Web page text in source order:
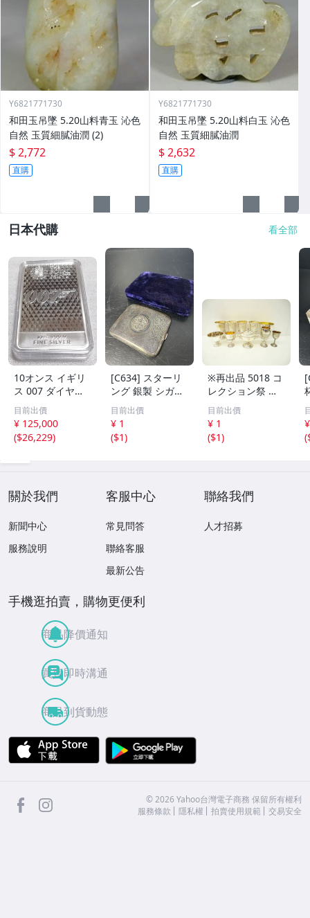
Y6821771730
和田玉吊墜 5.20山料青玉 沁色
自然 玉質細膩油潤 (2)
$ 2,772
直購
Y6821771730
和田玉吊墜 5.20山料白玉 沁色
自然 玉質細膩油潤
$ 2,632
直購
日本代購 看全部
10オンス イギリ
ス 007 ダイヤモ
ンドは永遠に 純
銀 バー
目前出價
¥ 125,000
($26,229)
[C634] スターリ
ング 銀製 シガレ
ットケース 118g
アンティーク シ
ルバー ヴィンテ
ージ レトロ ケー
目前出價
¥ 1
($1)
※再出品 5018 コ
レクション祭 銀
製 Silver 刻印 ト
ロフィー 8点 691
g 無刻印 2点
目前出價
¥ 1
($1)
(
關於我們
新聞中心
服務說明
客服中心
常見問答
聯絡客服
最新公告
聯絡我們
人才招募
手機逛拍賣，購物更便利
商品降價通知
買賣即時溝通
商品到貨動態
APP Store
facebook ©2026 Yahoo台灣電子商務 保留所有權利
服務條款
隱私權 拍賣使用規範 交易安全